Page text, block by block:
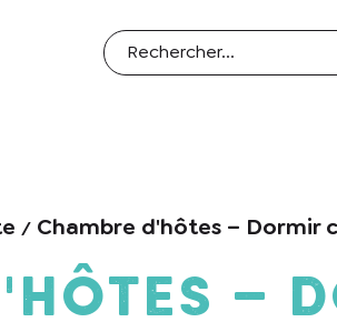
Chambre d'hôtes – Dormir
–